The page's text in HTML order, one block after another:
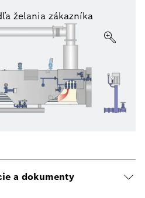
želania zákazníka
a dokumenty